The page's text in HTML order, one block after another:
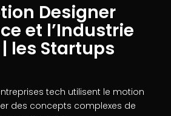
Designer
et l’Industrie
les Startups
tech utilisent le motion
des concepts complexes de